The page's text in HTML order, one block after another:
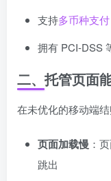
支持多币种支付
拥有 PCI-DSS
二、托管页面
在未优化的移动端
页面加载慢 ：
跳出